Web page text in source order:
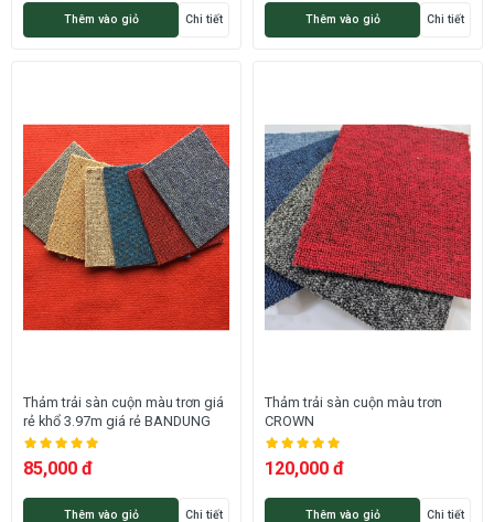
Thêm vào giỏ Chi tiết Thêm vào giỏ Chi tiết
Thảm trải sàn cuộn màu trơn giá
rẻ khổ 3.97m giá rẻ BANDUNG
85,000 đ
Thêm vào giỏ Chi tiết
Thảm trải sàn cuộn màu trơn
CROWN
120,000 đ
Thêm vào giỏ Chi tiết